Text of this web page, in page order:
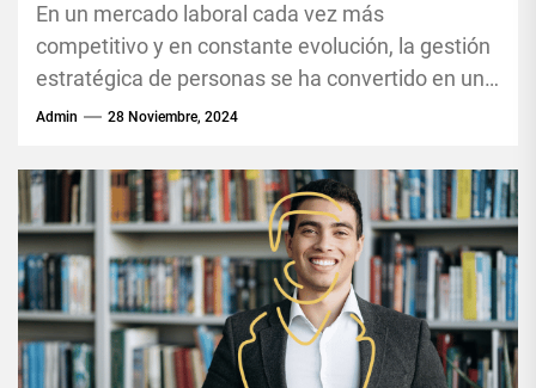
En un mercado laboral cada vez más
competitivo y en constante evolución, la gestión
estratégica de personas se ha convertido en un
pilar fundamental para...
Admin 28 Noviembre, 2024